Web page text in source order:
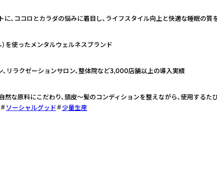
に、ココロとカラダの悩みに着目し、ライフスタイル向上と快適な睡眠の
を使ったメンタルウェルネスブランド
、リラクゼーションサロン、整体院など3,000店舗以上の導入実績
な原料にこだわり、頭皮〜髪のコンディションを整えながら、使用するた
ソーシャルグッド
少量生産